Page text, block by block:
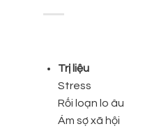
Trị liệu
Stress
Rối loạn lo âu
Ám sợ xã hội